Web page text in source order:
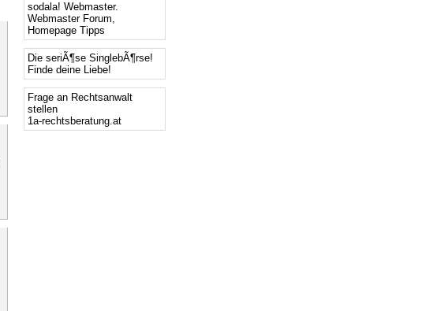
sodala! Webmaster.
Webmaster Forum,
Homepage Tipps
Die seriÃ¶se SinglebÃ¶rse!
Finde deine Liebe!
Frage an Rechtsanwalt
stellen
1a-rechtsberatung.at